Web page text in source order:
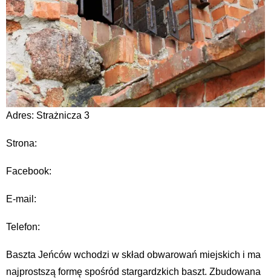
Adres: Strażnicza 3
Strona:
Facebook:
E-mail:
Telefon:
Baszta Jeńców wchodzi w skład obwarowań miejskich i ma
najprostszą formę spośród stargardzkich baszt. Zbudowana